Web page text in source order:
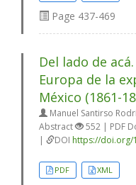
Page 437-469
Del lado de
Europa de la
México (1861-
Manuel Santirso
Abstract
552 | PDF
|
DOI https://doi.org/
PDF XML